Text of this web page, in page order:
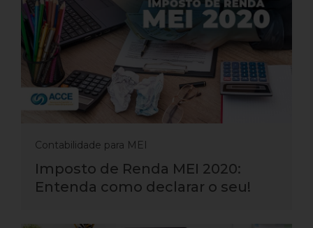
Contabilidade para MEI
Imposto de Renda MEI 2020:
Entenda como declarar o seu!